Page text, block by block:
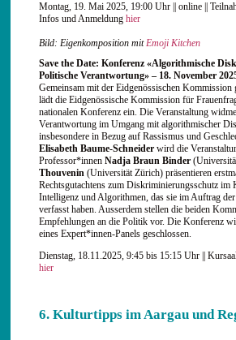
Montag, 19. Mai 2025, 19:00 Uhr || online ||
Infos und Anmeldung hier
Bild: Eigenkomposition mitEmoji Kitchen
Save the Date: Konferenz «Algorithmische
Politische Verantwortung» – 18. November
Gemeinsam mit der Eidgenössischen Kommission
lädt die Eidgenössische Kommission für
nationalen Konferenz ein. Die Veranstaltung
Verantwortung im Umgang mit algorithmischer
insbesondere in Bezug auf Rassismus und
Elisabeth Baume-Schneiderwird die
Professor*innen Nadja Braun Binder
Thouvenin(Universität Zürich) präsentieren
Rechtsgutachtens zum Diskriminierungsschutz im
Intelligenz und Algorithmen, das sie im Auftrag
verfasst haben. Ausserdem stellen die beiden
Empfehlungen an die Politik vor. Die Konferenz
eines Expert*innen-Panels geschlossen.
Dienstag, 18.11.2025, 9:45 bis 15:15 Uhr ||
hier
6. Kulturtipps im Aargau und